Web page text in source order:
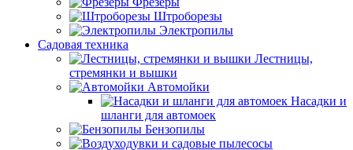
Штроборезы
Электропилы
Садовая техника
Лестницы,
стремянки и вышки
Автомойки
Насадки и
шланги для автомоек
Бензопилы